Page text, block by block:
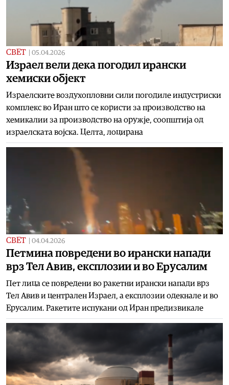
СВЕТ 05.04.2026
Израел вели дека погодил ирански
хемиски објект
Израелските воздухопловни сили погодиле индустриски
комплекс во Иран што се користи за производство на
хемикалии за производство на оружје, соопштија од
израелската војска. Целта, лоцирана
СВЕТ 04.04.2026
Петмина повредени во ирански напади
врз Тел Авив, експлозии и во Ерусалим
Пет лица се повредени во ракетни ирански напади врз
Тел Авив и централен Израел, а експлозии одекнале и во
Ерусалим. Ракетите испукани од Иран предизвикале